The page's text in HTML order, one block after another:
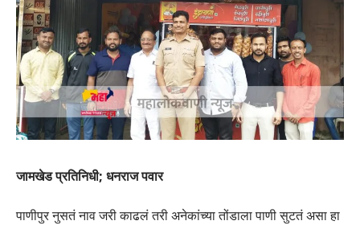
जामखेड प्रतिनिधी; धनराज पवार
पाणीपुर नुसतं नाव जरी काढलं तरी अनेकांच्या तोंडाला पाणी सुटतं असा हा